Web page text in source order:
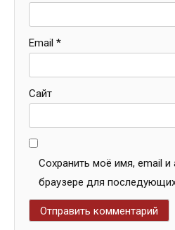
Email *
Сайт
Сохранить моё имя, email и
браузере для